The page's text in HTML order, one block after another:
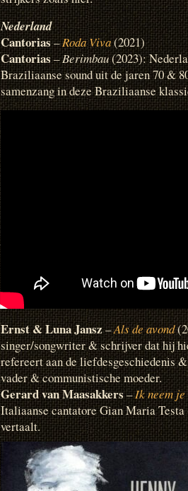
Nederland
Cantorias–Roda Viva(2021)
Cantorias–Berimbau(2023):
Braziliaanse sound uit de jaren 70 &
samenzang in deze Braziliaanse
Ernst & Luna Jansz–Als de avond
singer/songwriter & schrijver dat hij
refereert aan de liefdesgeschiedenis
vader & communistische moeder.
Gerard van Maasakkers–Ik neem je
Italiaanse cantatore Gian Maria
vertaalt.